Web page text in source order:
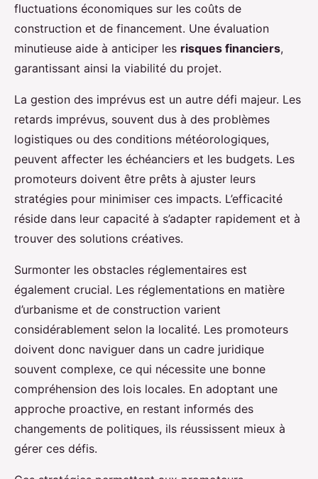
fluctuations économiques sur les coûts de
construction et de financement. Une évaluation
minutieuse aide à anticiper les risques financiers,
garantissant ainsi la viabilité du projet.
La gestion des imprévus est un autre défi majeur. Les
retards imprévus, souvent dus à des problèmes
logistiques ou des conditions météorologiques,
peuvent affecter les échéanciers et les budgets. Les
promoteurs doivent être prêts à ajuster leurs
stratégies pour minimiser ces impacts. L’efficacité
réside dans leur capacité à s’adapter rapidement et à
trouver des solutions créatives.
Surmonter les obstacles réglementaires est
également crucial. Les réglementations en matière
d’urbanisme et de construction varient
considérablement selon la localité. Les promoteurs
doivent donc naviguer dans un cadre juridique
souvent complexe, ce qui nécessite une bonne
compréhension des lois locales. En adoptant une
approche proactive, en restant informés des
changements de politiques, ils réussissent mieux à
gérer ces défis.